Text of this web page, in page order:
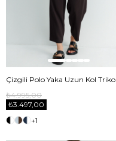
Çizgili Polo Yaka Uzun Kol Triko
₺3.497,00
₺4.995,00
+1